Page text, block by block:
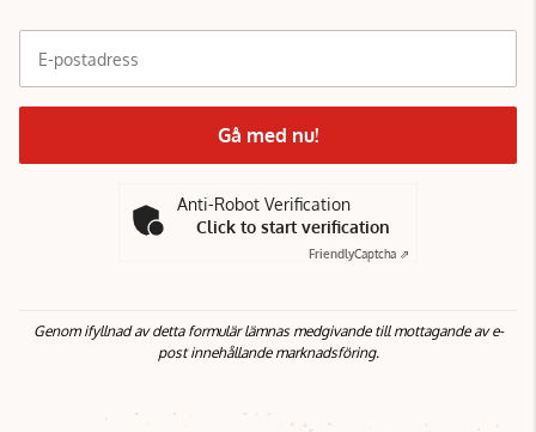
E-postadress
Gå med nu!
Anti-Robot Verification
Click to start verification
FriendlyCaptcha ⇗
Genom ifyllnad av detta formulär lämnas medgivande till mottagande av e-
post innehållande marknadsföring.